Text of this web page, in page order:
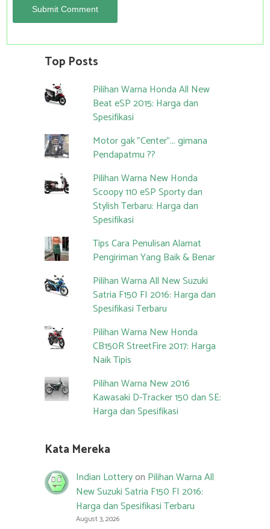
Top Posts
Pilihan Warna Honda All New
Beat eSP 2015: Harga dan
Spesifikasi
Motor gak "Center"... gimana
Pendapatmu ??
Pilihan Warna New Honda
Scoopy 110 eSP Sporty dan
Stylish Terbaru: Harga dan
Spesifikasi
Tips Cara Penulisan Alamat
Pengiriman Yang Baik & Benar
Pilihan Warna All New Suzuki
Satria F150 FI 2016: Harga dan
Spesifikasi Terbaru
Pilihan Warna New Honda
CB150R StreetFire 2017: Harga
Naik Tipis
Pilihan Warna New 2016
Kawasaki D-Tracker 150 dan SE:
Harga dan Spesifikasi
Kata Mereka
Indian Lotteryon Pilihan Warna All
New Suzuki Satria F150 FI 2016:
Harga dan Spesifikasi Terbaru
August 3, 2026